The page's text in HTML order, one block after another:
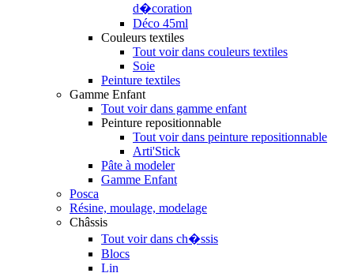
d�coration
Déco 45ml
Couleurs textiles
Tout voir dans couleurs textiles
Soie
Peinture textiles
Gamme Enfant
Tout voir dans gamme enfant
Peinture repositionnable
Tout voir dans peinture repositionnable
Arti'Stick
Pâte à modeler
Gamme Enfant
Posca
Résine, moulage, modelage
Châssis
Tout voir dans ch�ssis
Blocs
Lin